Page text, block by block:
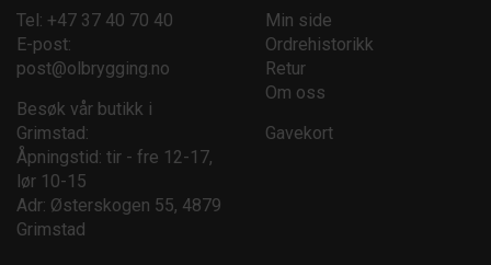
Tel: +47 37 40 70 40
E-post:
post@olbrygging.no
Besøk vår butikk i
Grimstad:
Åpningstid: tir - fre 12-17,
lør 10-15
Adr: Østerskogen 55, 4879
Grimstad
Min side
Ordrehistorikk
Retur
Om oss
Gavekort